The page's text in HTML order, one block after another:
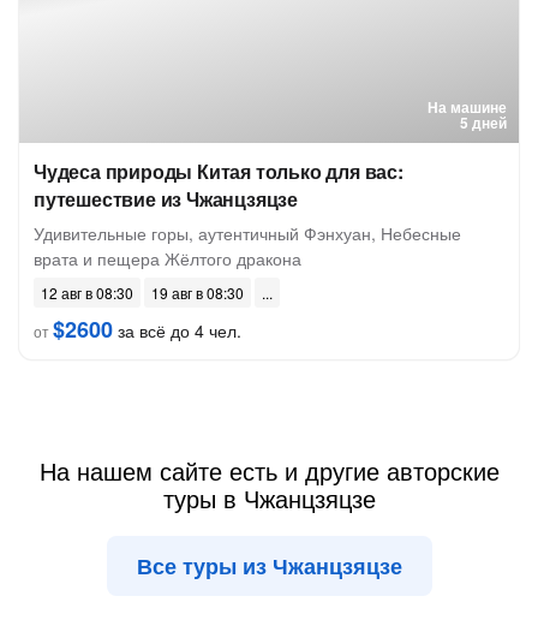
На машине
5 дней
Чудеса природы Китая только для вас:
путешествие из Чжанцзяцзе
Удивительные горы, аутентичный Фэнхуан, Небесные
врата и пещера Жёлтого дракона
12 авг в 08:30
19 авг в 08:30
от$2600 за всё до 4 чел.
На нашем сайте есть и другие авторские
туры в Чжанцзяцзе
Все туры из Чжанцзяцзе